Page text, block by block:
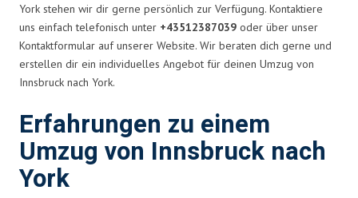
York stehen wir dir gerne persönlich zur Verfügung. Kontaktiere
uns einfach telefonisch unter +43512387039 oder über unser
Kontaktformular auf unserer Website. Wir beraten dich gerne und
erstellen dir ein individuelles Angebot für deinen Umzug von
Innsbruck nach York.
Erfahrungen zu einem
Umzug von Innsbruck nach
York